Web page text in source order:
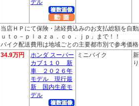
デル
当店ＨＰにて保険・諸経費込みのお支払総額を自
ｕｔｏ－ｐｌａｚａ．ｃｏ．ｊｐ」まで！！
バイク配送費用は地域ごとの主要都市別で参考価
34.9万円
ホンダ スーパー
カブ１１０ 新
車 ２０２６年
モデル 現行最
新 国内生産モ
デル
ミニバイク